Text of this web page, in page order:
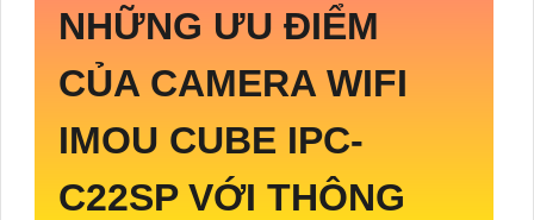
NHỮNG ƯU ĐIỂM
CỦA CAMERA WIFI
IMOU CUBE IPC-
C22SP VỚI THÔNG